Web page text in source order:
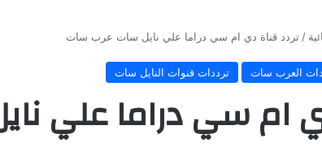
/ تردد قناة دي ام سي دراما علي نايل سات عرب سات
العرب سات ترددات قنوات النايل سات
ام سي دراما علي